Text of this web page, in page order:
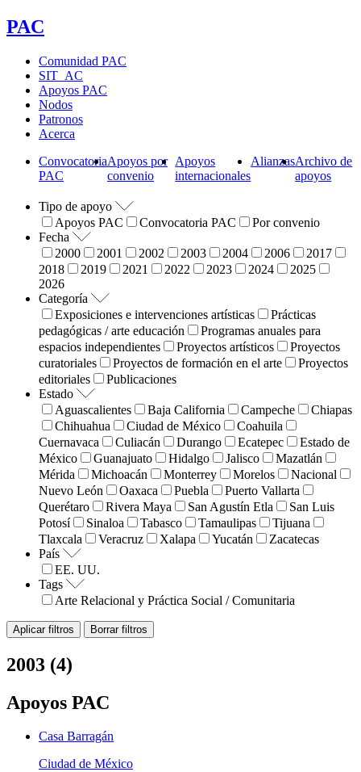
PAC
Comunidad PAC
SIT_AC
Apoyos PAC
Nodos
Patronos
Acerca
Convocatoria
PAC
Apoyos por
convenio
Apoyos
internacionales
AlianzasArchivo de
apoyos
Tipo de apoyo
Apoyos PAC
Convocatoria PAC
Por convenio
Fecha
2000
2001 2002 2003 2004 2006
2017
2018
2019 2021 2022 2023 2024
2025
2026
Categoría
Exposiciones e intervenciones artísticas
Prácticas
pedagógicas / arte educación
Programas anuales para
espacios independientes
Proyectos artísticos
Proyectos
curatoriales
Proyectos de formación en el arte
Proyectos
editoriales
Publicaciones
Estado
Aguascalientes
Baja California Campeche
Chiapas
Chihuahua
Ciudad de México
Coahuila
Cuernavaca
Culiacán Durango Ecatepec
Estado de
México
Guanajuato Hidalgo Jalisco
Mazatlán
Mérida
Michoacán Monterrey Morelos
Nacional
Nuevo León
Oaxaca Puebla
Puerto Vallarta
Querétaro
Rivera Maya San Agustín Etla
San Luis
Potosí
Sinaloa Tabasco Tamaulipas
Tijuana
Tlaxcala
Veracruz Xalapa Yucatán
Zacatecas
País
EE. UU.
Tags
Arte Relacional y Práctica Social / Comunitaria
Aplicar filtros Borrar filtros
2003 (4)
Apoyos PAC
Casa Barragán
Ciudad de México